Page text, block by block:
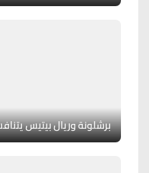
برشلونة وريال بيتيس